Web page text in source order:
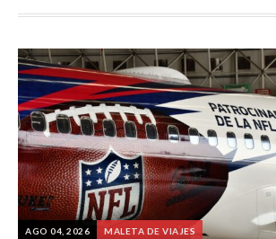
AGO 04, 2026 MALETA DE VIAJES